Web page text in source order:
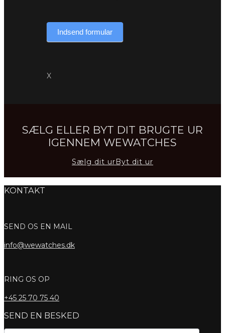
Indsend formular
X
SÆLG ELLER BYT DIT BRUGTE UR
IGENNEM WEWATCHES
Sælg dit urByt dit ur
KONTAKT
SEND OS EN MAIL
info@wewatches.dk
RING OS OP
+45 25 70 75 40
SEND EN BESKED